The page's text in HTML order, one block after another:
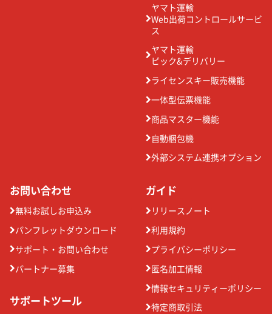
ヤマト運輸
Web出荷コントロールサービ
ス
ヤマト運輸
ピック&デリバリー
ライセンスキー販売機能
一体型伝票機能
商品マスター機能
自動梱包機
外部システム連携オプション
お問い合わせ
無料お試しお申込み
パンフレットダウンロード
サポート・お問い合わせ
パートナー募集
サポートツール
ガイド
リリースノート
利用規約
プライバシーポリシー
匿名加工情報
情報セキュリティーポリシー
特定商取引法